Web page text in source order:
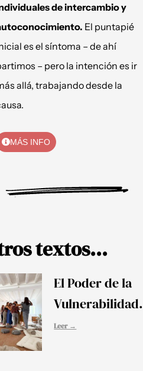
de intercambio y
El puntapié
es el síntoma – de ahí
– pero la intención es ir
allá, trabajando desde la
MÁS INFO
textos...
El Poder de la
Vulnerabilidad.
Leer →